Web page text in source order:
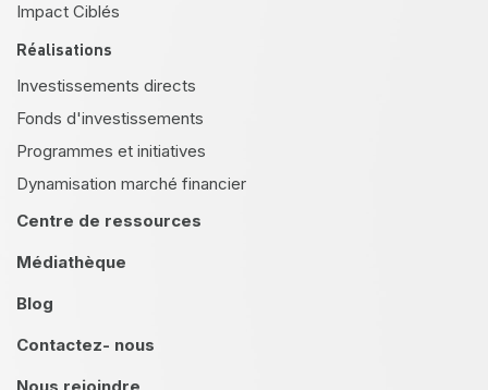
Impact Ciblés
Réalisations
Investissements directs
Fonds d'investissements
Programmes et initiatives
Dynamisation marché financier
Centre de ressources
Médiathèque
Blog
Contactez- nous